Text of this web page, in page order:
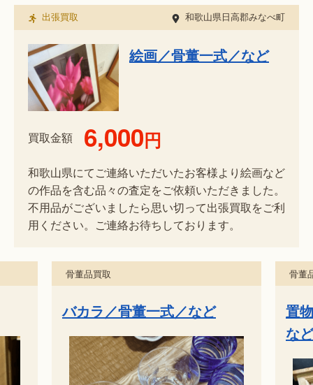
出張買取 和歌山県日高郡みなべ町
絵画／骨董一式／など
買取金額 6,000円
和歌山県にてご連絡いただいたお客様より絵画など
の作品を含む品々の査定をご依頼いただきました。
不用品がございましたら思い切って出張買取をご利
用ください。ご連絡お待ちしております。
骨董品買取
バカラ／骨董一式／など
骨董
置
な